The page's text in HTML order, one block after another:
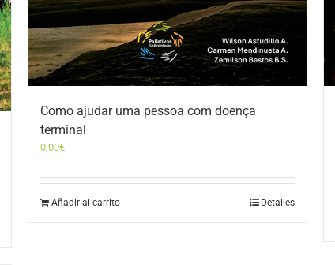
Como ajudar uma pessoa com doença
terminal
0,00€
Añadir al carrito Detalles